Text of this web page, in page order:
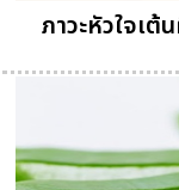
ภาวะหัวใจเ